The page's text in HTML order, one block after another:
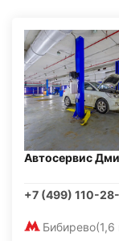
Автосервис
+7 (499) 110-
Бибирево